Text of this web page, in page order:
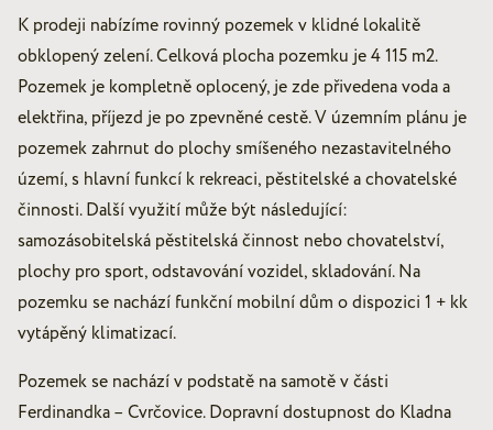
K prodeji nabízíme rovinný pozemek v klidné lokalitě
obklopený zelení. Celková plocha pozemku je 4 115 m2.
Pozemek je kompletně oplocený, je zde přivedena voda a
elektřina, příjezd je po zpevněné cestě. V územním plánu je
pozemek zahrnut do plochy smíšeného nezastavitelného
území, s hlavní funkcí k rekreaci, pěstitelské a chovatelské
činnosti. Další využití může být následující:
samozásobitelská pěstitelská činnost nebo chovatelství,
plochy pro sport, odstavování vozidel, skladování. Na
pozemku se nachází funkční mobilní dům o dispozici 1 + kk
vytápěný klimatizací.
Pozemek se nachází v podstatě na samotě v části
Ferdinandka – Cvrčovice. Dopravní dostupnost do Kladna